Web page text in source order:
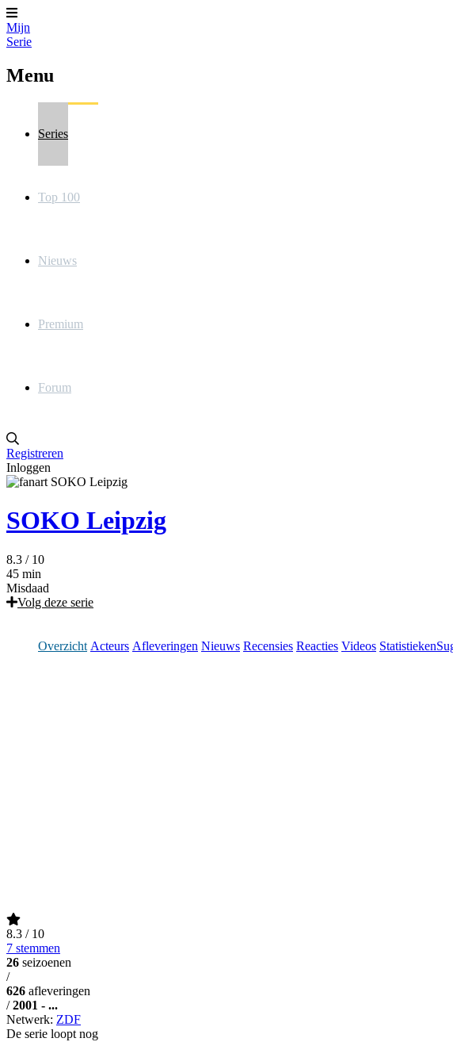
Mijn
Serie
Menu
Series
Top 100
Nieuws
Premium
Forum
Registreren
Inloggen
SOKO Leipzig
8.3 / 10
45 min
Misdaad
Volg deze serie
Overzicht Acteurs Afleveringen Nieuws Recensies Reacties Videos Statistieken
8.3 / 10
7 stemmen
26 seizoenen
/
626 afleveringen
/ 2001 - ...
Netwerk: ZDF
De serie loopt nog